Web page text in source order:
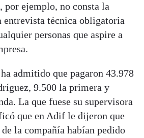
por ejemplo, no consta la
entrevista técnica obligatoria
personas que aspire a
admitido que pagaron 43.978
9.500 la primera y
La que fuese su supervisora
que en Adif le dijeron que
la compañía habían pedido